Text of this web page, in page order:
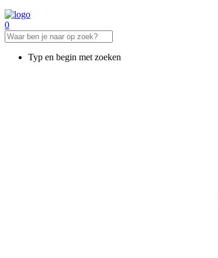
0
Typ en begin met zoeken